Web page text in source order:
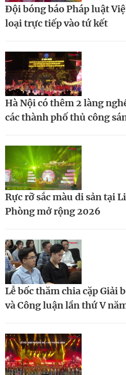
Đội bóng báo Pháp luật
loại trực tiếp vào tứ kết
Hà Nội có thêm 2 làng
các thành phố thủ công
Rực rỡ sắc màu di sản tại
Phòng mở rộng 2026
Lễ bốc thăm chia cặp Giải
và Công luận lần thứ V